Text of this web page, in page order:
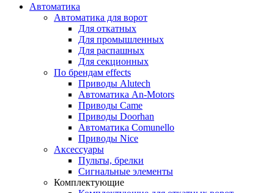
Автоматика
Автоматика для ворот
Для откатных
Для промышленных
Для распашных
Для секционных
По брендам effects
Приводы Alutech
Автоматика An-Motors
Приводы Came
Приводы Doorhan
Автоматика Comunello
Приводы Nice
Аксессуары
Пульты, брелки
Сигнальные элементы
Комплектующие